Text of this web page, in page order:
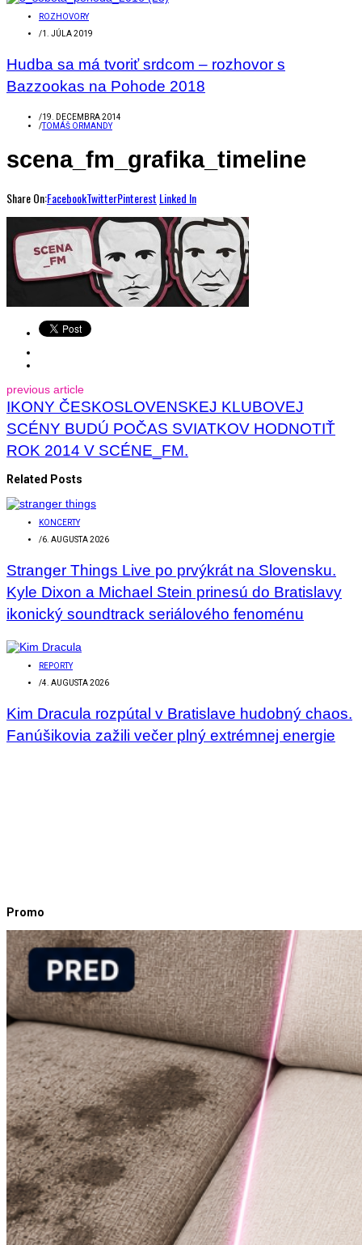
ROZHOVORY
/1. JÚLA 2019
Hudba sa má tvoriť srdcom – rozhovor s
Bazzookas na Pohode 2018
/19. DECEMBRA 2014
/TOMÁŠ ORMANDY
scena_fm_grafika_timeline
Share On:FacebookTwitterPinterest Linked In
previous article
IKONY ČESKOSLOVENSKEJ KLUBOVEJ
SCÉNY BUDÚ POČAS SVIATKOV HODNOTIŤ
ROK 2014 V SCÉNE_FM.
Related Posts
KONCERTY
/6. AUGUSTA 2026
Stranger Things Live po prvýkrát na Slovensku.
Kyle Dixon a Michael Stein prinesú do Bratislavy
ikonický soundtrack seriálového fenoménu
REPORTY
/4. AUGUSTA 2026
Kim Dracula rozpútal v Bratislave hudobný chaos.
Fanúšikovia zažili večer plný extrémnej energie
Promo